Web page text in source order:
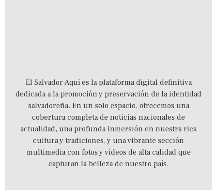
El Salvador Aquí es la plataforma digital definitiva
dedicada a la promoción y preservación de la identidad
salvadoreña. En un solo espacio, ofrecemos una
cobertura completa de noticias nacionales de
actualidad, una profunda inmersión en nuestra rica
cultura y tradiciones,y una vibrante sección
multimedia con fotos y videos de alta calidad que
capturan la belleza de nuestro país.